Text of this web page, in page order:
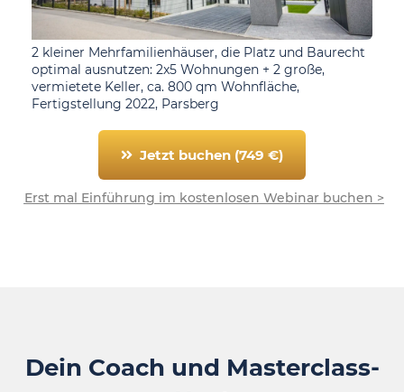
2 kleiner Mehrfamilienhäuser, die Platz und Baurecht
optimal ausnutzen: 2x5 Wohnungen + 2 große,
vermietete Keller, ca. 800 qm Wohnfläche,
Fertigstellung 2022, Parsberg
Jetzt buchen (749 €)
Erst mal Einführung im kostenlosen Webinar buchen >
Dein Coach und Masterclass-